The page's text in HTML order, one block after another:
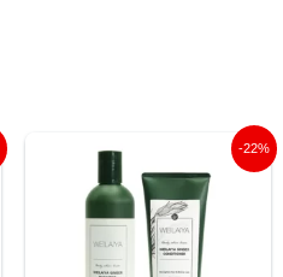
-22%
gốc
là:
685.000 ₫.
tại
là:
536.000 ₫.